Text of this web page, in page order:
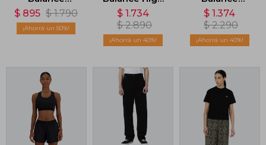
Athletics
Sleeve - Negro
$ 895 $ 1.790
50
Rise - Negro
$ 1.734
$ 2.890
40
Essential Train
- Negro
$ 1.374
$ 2.290
40